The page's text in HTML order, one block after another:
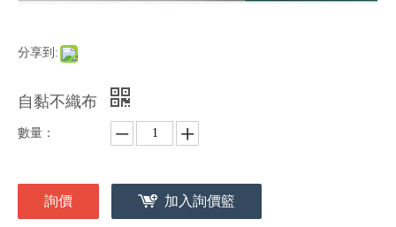
分享到:
自黏不織布
數量：
詢價 加入詢價籃